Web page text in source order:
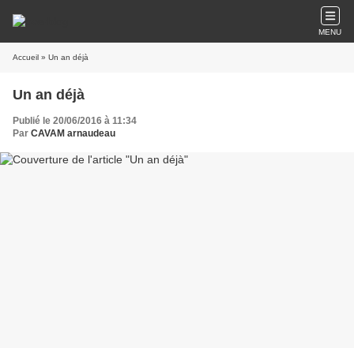
MENU
Accueil » Un an déjà
Un an déjà
Publié le 20/06/2016 à 11:34
Par CAVAM arnaudeau